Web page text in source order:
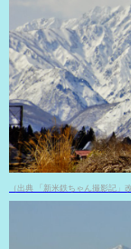
（出典 「新米鉄ちゃん撮影記」